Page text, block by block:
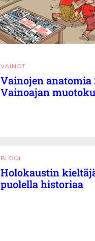
VAINOT
Vainojen anatomia
Vainoajan
BLOGI
Holokaustin
puolella historiaa